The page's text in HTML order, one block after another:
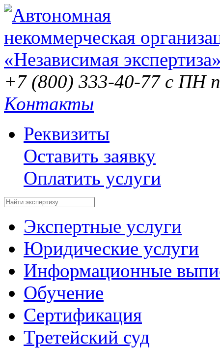
+7 (800) 333-40-77 с ПН
Контакты
Реквизиты
Оставить заявку
Оплатить услуги
Экспертные услуги
Юридические услуги
Информационные
Обучение
Сертификация
Третейский суд